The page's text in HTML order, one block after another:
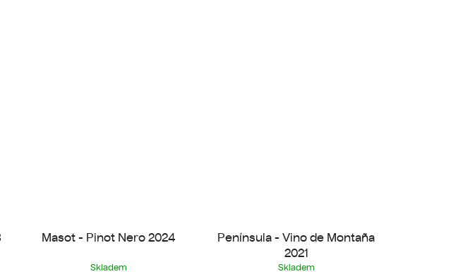
Masot - Pinot Nero 2024
Skladem
Península - Vino de Montaña
2021
Skladem